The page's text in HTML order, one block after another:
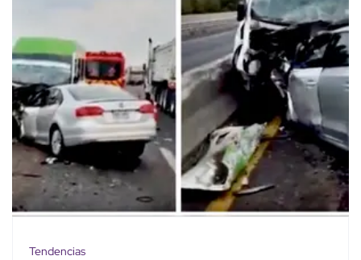
Tendencias